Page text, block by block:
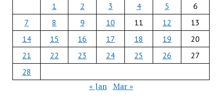
1
2 3 4 5
6
7
8 9 10 11 12
13
14
15 16 17 18 19
20
21
22 23 24 25 26
27
28
« Jan Mar »